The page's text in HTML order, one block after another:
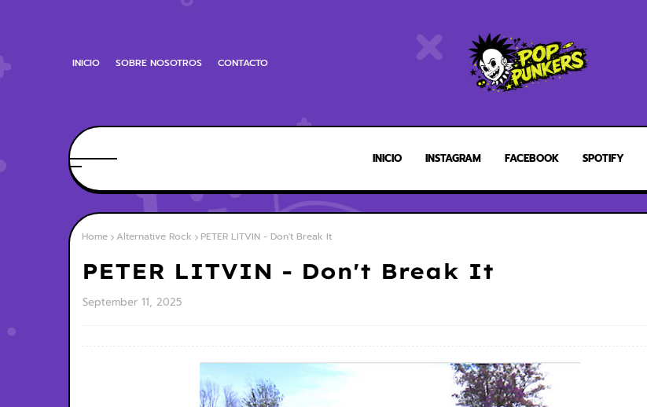
INICIO SOBRE NOSOTROS CONTACTO
INICIO INSTAGRAM FACEBOOK SPOTIFY
Home Alternative Rock PETER LITVIN - Don't Break It
PETER LITVIN - Don't Break It
September 11, 2025